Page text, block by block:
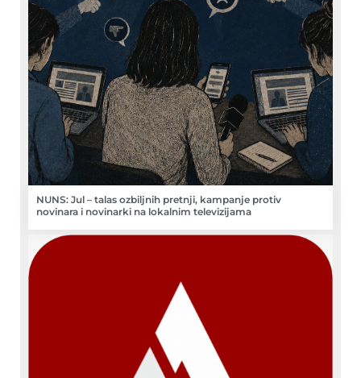
NUNS: Jul – talas ozbiljnih pretnji, kampanje protiv
novinara i novinarki na lokalnim televizijama